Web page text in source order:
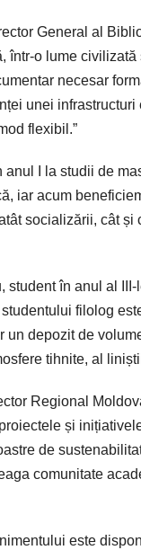
General al
într-o lume
necesar
unei
flexibil.”
I la studii de
iar acum
socializării, cât
student în anul al
filolog
un depozit de
tihnite, al
Regional
și
de
comunitate
este